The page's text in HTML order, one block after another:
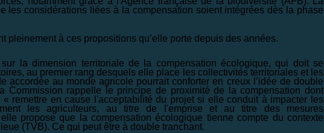
les considérations liées à la compensation soient intégrées dès la phase
pleinement à ces propositions qu’elle porte depuis des années.
la dimension territoriale de la compensation écologique, qui doit se
au premier rang desquels elle place les collectivités territoriales et les
accordée au monde agricole pourrait conforter en creux l’idée de double
Commission rappelle le principe de proximité de la compensation dont
« remettre en cause l'acceptabilité du projet si elle conduit à impacter les
les agriculteurs, au titre de l'emprise et au titre des mesures
propose que la compensation écologique tienne compte du contexte
(TVB). Ce qui peut être à double tranchant.